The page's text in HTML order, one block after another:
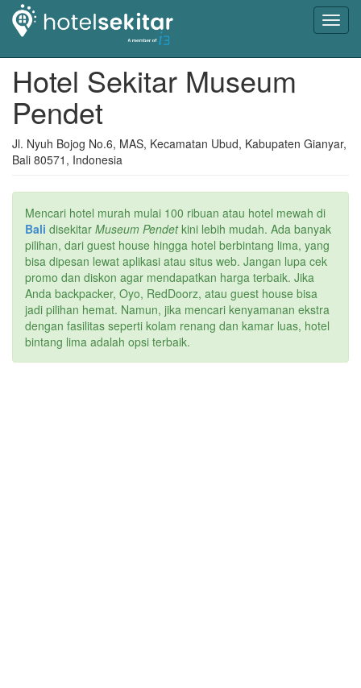
Hotel Sekitar Museum
Pendet
Jl. Nyuh Bojog No.6, MAS, Kecamatan Ubud, Kabupaten Gianyar,
Bali 80571, Indonesia
Mencari hotel murah mulai 100 ribuan atau hotel mewah di
Bali disekitar Museum Pendetkini lebih mudah. Ada banyak
pilihan, dari guest house hingga hotel berbintang lima, yang
bisa dipesan lewat aplikasi atau situs web. Jangan lupa cek
promo dan diskon agar mendapatkan harga terbaik. Jika
Anda backpacker, Oyo, RedDoorz, atau guest house bisa
jadi pilihan hemat. Namun, jika mencari kenyamanan ekstra
dengan fasilitas seperti kolam renang dan kamar luas, hotel
bintang lima adalah opsi terbaik.